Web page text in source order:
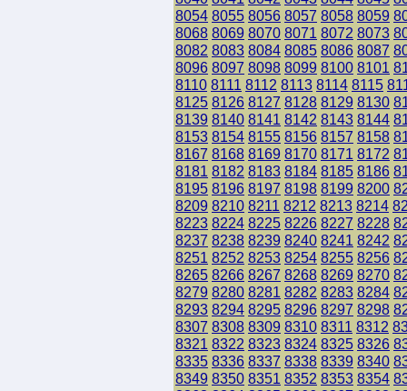
8054 8055 8056 8057 8058 8059
8068 8069 8070 8071 8072 8073
8082 8083 8084 8085 8086 8087
8096 8097 8098 8099 8100 8101
8110 8111 8112 8113 8114 8115
8125 8126 8127 8128 8129 8130
8139 8140 8141 8142 8143 8144
8153 8154 8155 8156 8157 8158
8167 8168 8169 8170 8171 8172
8181 8182 8183 8184 8185 8186
8195 8196 8197 8198 8199 8200
8209 8210 8211 8212 8213 8214
8223 8224 8225 8226 8227 8228
8237 8238 8239 8240 8241 8242
8251 8252 8253 8254 8255 8256
8265 8266 8267 8268 8269 8270
8279 8280 8281 8282 8283 8284
8293 8294 8295 8296 8297 8298
8307 8308 8309 8310 8311 8312
8321 8322 8323 8324 8325 8326
8335 8336 8337 8338 8339 8340
8349 8350 8351 8352 8353 8354